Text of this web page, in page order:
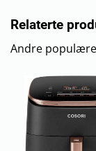
Relaterte
Andre